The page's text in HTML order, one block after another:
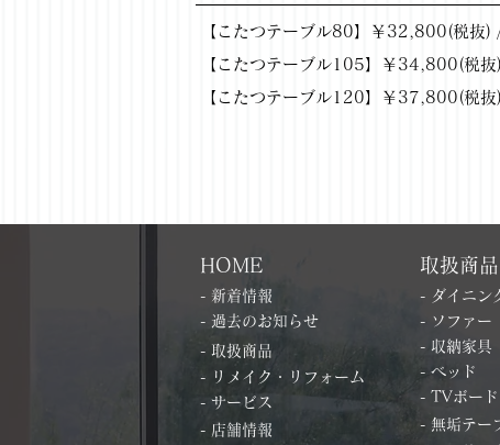
【こたつテーブル80】￥32,800(税抜
【こたつテーブル105】￥34,800(税
【こたつテーブル120】￥37,800(税
HOME
- 新着情報
- 過去のお知らせ
- 取扱商品
- リメイク・リフォーム
- サービス
- 店舗情報
取扱商品
- ダイニン
- ソファー
- 収納家具
- ベッド
- TVボード
- 無垢テー